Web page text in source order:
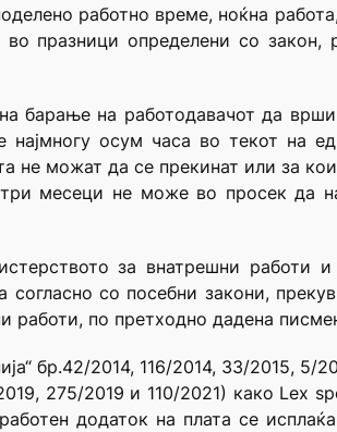
работно време, ноќна
празници определени со закон,
барање на работодавачот да
осум часа во текот на
не можат да се прекинат или за
месеци не може во просек да
за внатрешни работи и
со посебни закони,
по претходно дадена
бр.42/2014, 116/2014, 33/2015, 5/
275/2019 и 110/2021) како Lex
додаток на плата се